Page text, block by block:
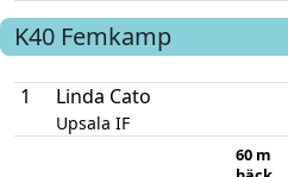
K40 Femkamp
1 Linda Cato
Upsala IF
60 m